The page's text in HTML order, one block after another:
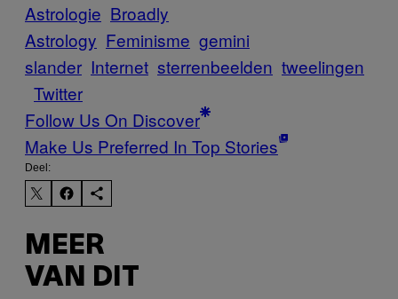
Astrologie Broadly
Astrology Feminisme gemini
slander Internet sterrenbeelden tweelingen
Twitter
Follow Us On Discover
Make Us Preferred In Top Stories
Deel:
MEER
VAN DIT